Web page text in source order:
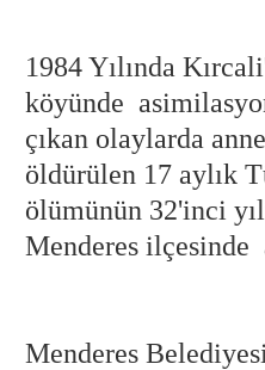
1984 Yılında
köyünde
çıkan olaylarda
öldürülen 17 aylık
ölümünün 32'inci
Menderes ilçesinde
Menderes